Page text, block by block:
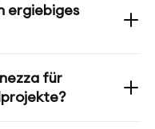
ergiebiges
für